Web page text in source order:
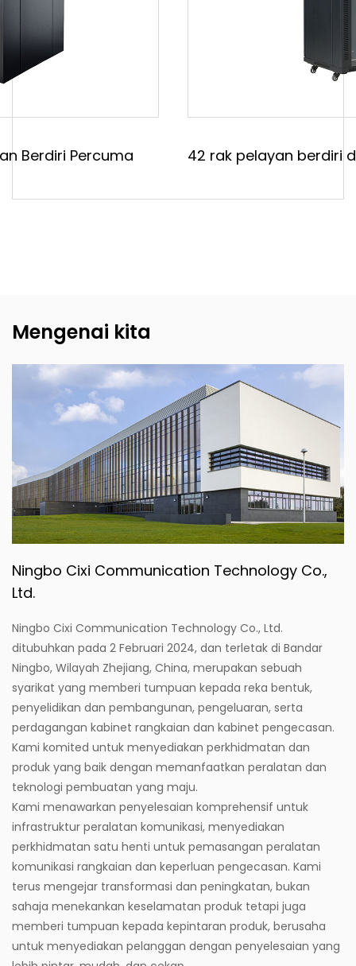
Asal
42 rak pelayan berdiri dengan pintu kaca suhu
Mengenai kita
Ningbo Cixi Communication Technology Co.,
Ltd.
Ningbo Cixi Communication Technology Co., Ltd.
ditubuhkan pada 2 Februari 2024, dan terletak di Bandar
Ningbo, Wilayah Zhejiang, China, merupakan sebuah
syarikat yang memberi tumpuan kepada reka bentuk,
penyelidikan dan pembangunan, pengeluaran, serta
perdagangan kabinet rangkaian dan kabinet pengecasan.
Kami komited untuk menyediakan perkhidmatan dan
produk yang baik dengan memanfaatkan peralatan dan
teknologi pembuatan yang maju.
Kami menawarkan penyelesaian komprehensif untuk
infrastruktur peralatan komunikasi, menyediakan
perkhidmatan satu henti untuk pemasangan peralatan
komunikasi rangkaian dan keperluan pengecasan. Kami
terus mengejar transformasi dan peningkatan, bukan
sahaja menekankan keselamatan produk tetapi juga
memberi tumpuan kepada kepintaran produk, berusaha
untuk menyediakan pelanggan dengan penyelesaian yang